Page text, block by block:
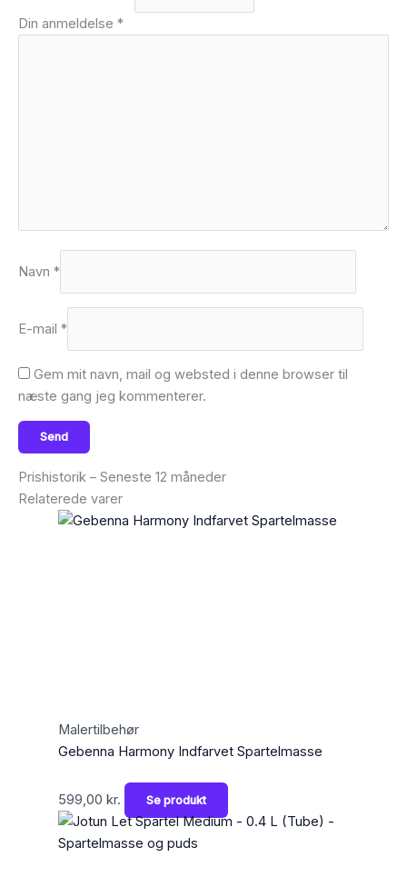
Din anmeldelse *
Navn *
E-mail *
Gem mit navn, mail og websted i denne browser til
næste gang jeg kommenterer.
Prishistorik – Seneste 12 måneder
Relaterede varer
Malertilbehør
Gebenna Harmony Indfarvet Spartelmasse
599,00 kr. Se produkt